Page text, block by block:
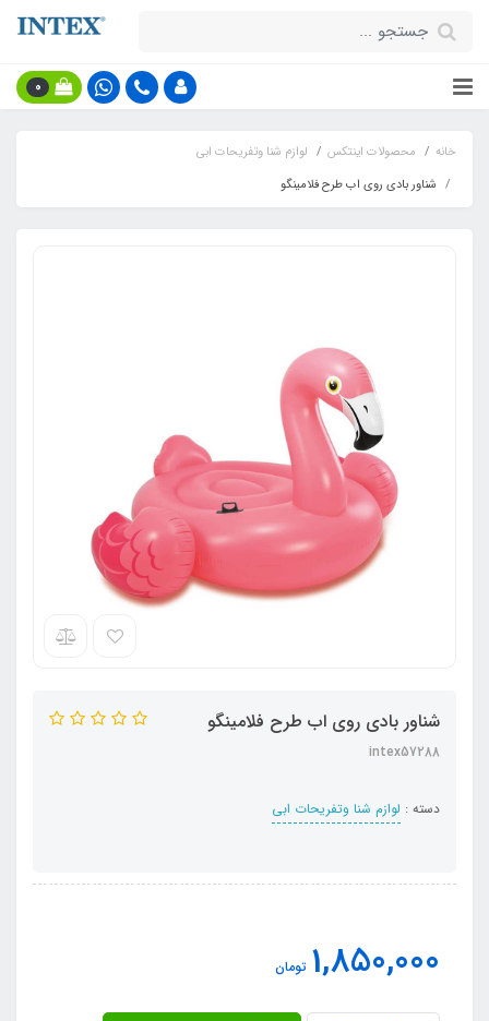
0
خانه محصولات اینتکس
لوازم شنا وتفریحات ابی
شناور بادی روی اب طرح فلامینگو
شناور بادی روی اب طرح فلامینگو
intex57288
دسته : لوازم شنا وتفریحات ابی
1,850,000 تومان